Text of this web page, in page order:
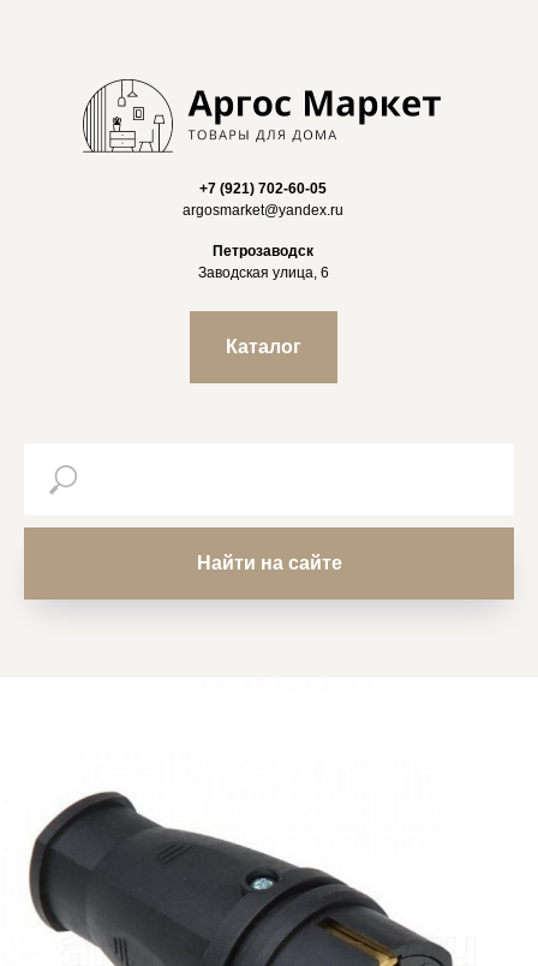
+7 (921) 702-60-05
argosmarket@yandex.ru
Петрозаводск
Заводская улица, 6
Каталог
Найти на сайте